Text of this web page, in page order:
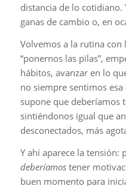
distancia de lo cotidiano.
ganas de cambio o, en
Volvemos a la rutina con
“ponernos las pilas”,
hábitos, avanzar en lo
no siempre sentimos
supone que deberíamos
sintiéndonos igual que
desconectados, más
Y ahí aparece la tensión:
deberíamos tener
buen momento para